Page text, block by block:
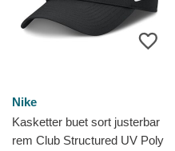
Nike
Kasketter buet sort justerbar
rem Club Structured UV Poly